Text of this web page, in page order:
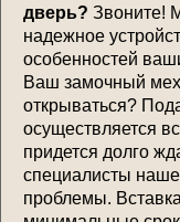
дверь? Звоните!
надежное
особенностей
Ваш замочный
открываться?
осуществляется
придется долго
специалисты
проблемы.